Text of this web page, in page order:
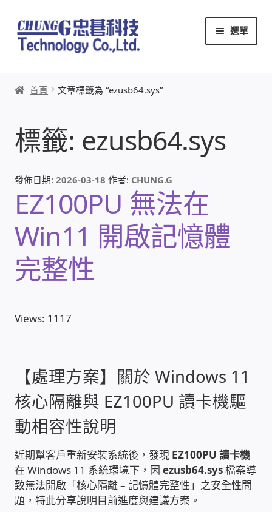
跳
至
導
列
跳
至
主
內
選單
本站文章導覽
創辦人:林慶忠
頭份獅子會
竹南百齡扶輪社
儀器設備
網路建置規劃維修-實績案例
弱電工程-實績案例
插卡計費
監視器安裝維修-實績案例
首頁 文章標籤為 “ezusb64.sys”
標籤: ezusb64.sys
發佈日期:2026-03-18 作者: CHUNG.G
EZ100PU 無法在
Win11 開啟記憶體
完整性
Views: 1117
【處理方案】關於 Windows 11
核心隔離與 EZ100PU 讀卡機驅
動相容性說明
近期幫客戶重新安裝系統後，發現 EZ100PU 讀卡機
在 Windows 11 系統環境下，因ezusb64.sys檔案導
致無法開啟「核心隔離 – 記憶體完整性」之安全性問
題，特此分享說明目前進度與建議方案。